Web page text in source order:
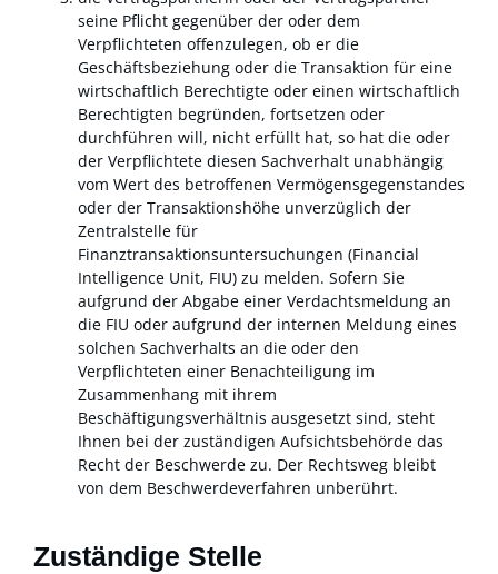
seine Pflicht gegenüber der oder dem
Verpflichteten offenzulegen, ob er die
Geschäftsbeziehung oder die Transaktion für eine
wirtschaftlich Berechtigte oder einen wirtschaftlich
Berechtigten begründen, fortsetzen oder
durchführen will, nicht erfüllt hat, so hat die oder
der Verpflichtete diesen Sachverhalt unabhängig
vom Wert des betroffenen Vermögensgegenstandes
oder der Transaktionshöhe unverzüglich der
Zentralstelle für
Finanztransaktionsuntersuchungen (Financial
Intelligence Unit, FIU) zu melden. Sofern Sie
aufgrund der Abgabe einer Verdachtsmeldung an
die FIU oder aufgrund der internen Meldung eines
solchen Sachverhalts an die oder den
Verpflichteten einer Benachteiligung im
Zusammenhang mit ihrem
Beschäftigungsverhältnis ausgesetzt sind, steht
Ihnen bei der zuständigen Aufsichtsbehörde das
Recht der Beschwerde zu. Der Rechtsweg bleibt
von dem Beschwerdeverfahren unberührt.
Zuständige Stelle